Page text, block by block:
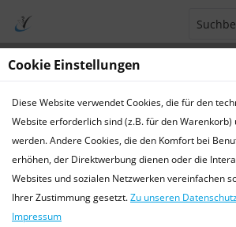
Terminsprechstunde Service
Physiologische Daten
Physiologische Daten von Katzen
Cookie Einstellungen
Diese Website verwendet Cookies, die für den
Website erforderlich sind (z.B. für den Warenkorb)
werden. Andere Cookies, die den Komfort bei
erhöhen, der Direktwerbung dienen oder die
Websites und sozialen Netzwerken vereinfachen
Ihrer Zustimmung gesetzt.Zu unseren
Impressum